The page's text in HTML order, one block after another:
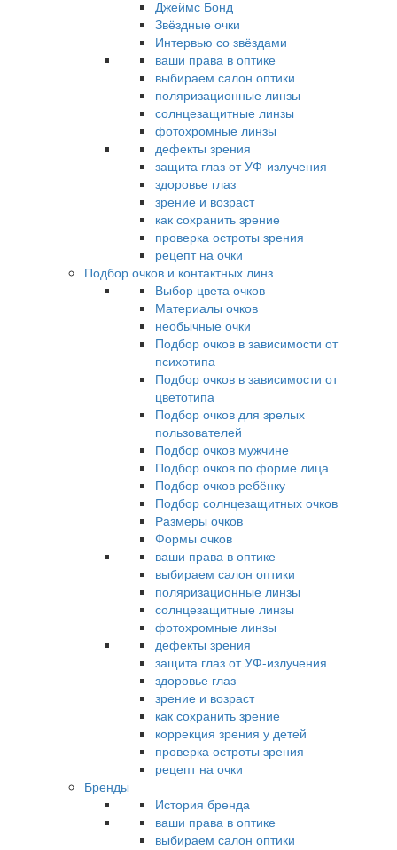
Джеймс Бонд
Звёздные очки
Интервью со звёздами
ваши права в оптике
выбираем салон оптики
поляризационные линзы
солнцезащитные линзы
фотохромные линзы
дефекты зрения
защита глаз от УФ-излучения
здоровье глаз
зрение и возраст
как сохранить зрение
проверка остроты зрения
рецепт на очки
Подбор очков и контактных линз
Выбор цвета очков
Материалы очков
необычные очки
Подбор очков в зависимости от
психотипа
Подбор очков в зависимости от
цветотипа
Подбор очков для зрелых
пользователей
Подбор очков мужчине
Подбор очков по форме лица
Подбор очков ребёнку
Подбор солнцезащитных очков
Размеры очков
Формы очков
ваши права в оптике
выбираем салон оптики
поляризационные линзы
солнцезащитные линзы
фотохромные линзы
дефекты зрения
защита глаз от УФ-излучения
здоровье глаз
зрение и возраст
как сохранить зрение
коррекция зрения у детей
проверка остроты зрения
рецепт на очки
Бренды
История бренда
ваши права в оптике
выбираем салон оптики